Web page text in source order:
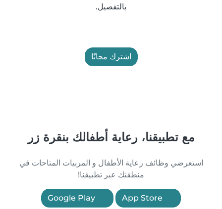
بالتفصيل.
اشترك مجانًا
مع تطبيقنا، رعاية أطفالك بنقرة زر
استعرضي وظائف رعاية الأطفال و المربيات المتاحات في
منطقتك عبر تطبيقنا!